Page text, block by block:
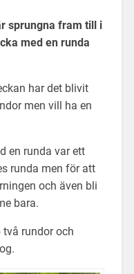
sprungna fram till i
med en runda
har det blivit
men vill ha en
en runda var ett
runda men för att
och även bli
bara.
rundor och